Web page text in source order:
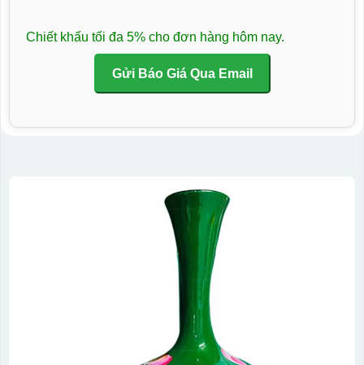
Chiết khấu tối đa 5% cho đơn hàng hôm nay.
Gửi Báo Giá Qua Email